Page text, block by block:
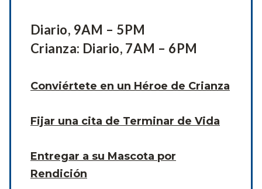
Diario, 9AM – 5PM
Crianza: Diario, 7AM – 6PM
Conviértete en un Héroe de Crianza
Fijar una cita de Terminar de Vida
Entregar a su Mascota por
Rendición